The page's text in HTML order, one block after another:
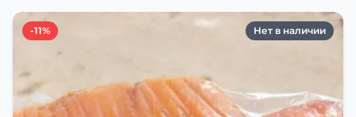
-11% Нет в наличии